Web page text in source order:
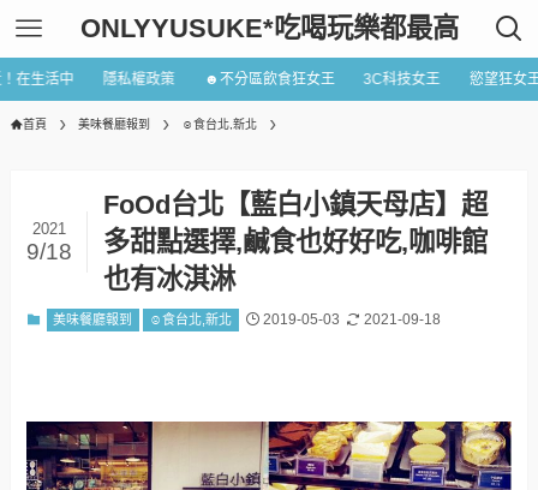
ONLYYUSUKE*吃喝玩樂都最高
在生活中 隱私權政策 ☻不分區飲食狂女王 3C科技女王 慾望狂女
首頁 美味餐廳報到 ☺食台北,新北
FoOd台北【藍白小鎮天母店】超
多甜點選擇,鹹食也好好吃,咖啡館
也有冰淇淋
2021
9/18
美味餐廳報到 ☺食台北,新北 2019-05-03 2021-09-18